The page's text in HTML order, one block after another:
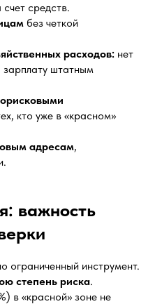
средств.
без четкой
расходов: нет
зарплату штатным
кто уже в «красном»
адресам,
важность
инструмент.
степень риска.
в «красной» зоне не